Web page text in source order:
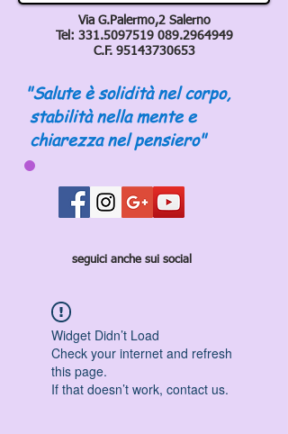
Via G.Palermo,2 Salerno
Tel: 331.5097519 089.2964949
C.F. 95143730653
"Salute è solidità nel corpo,
stabilità nella mente e
chiarezza nel pensiero"
seguici anche sui social
Widget Didn’t Load
Check your internet and refresh
this page.
If that doesn’t work, contact us.